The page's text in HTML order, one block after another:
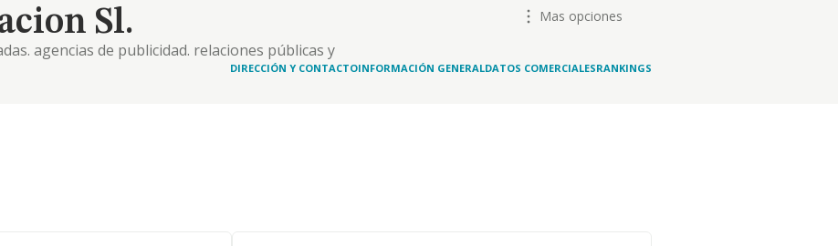
Sl.
agencias de publicidad. relaciones públicas y
Mas opciones
DIRECCIÓN Y CONTACTOINFORMACIÓN GENERALDATOS COMERCIALESRANKINGS